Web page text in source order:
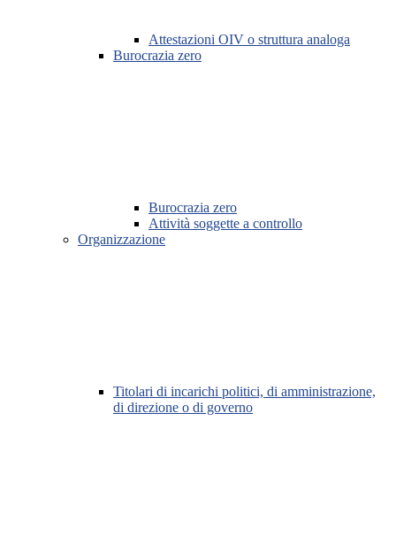
Attestazioni OIV o struttura analoga
Burocrazia zero
Burocrazia zero
Attività soggette a controllo
Organizzazione
Titolari di incarichi politici, di amministrazione,
di direzione o di governo